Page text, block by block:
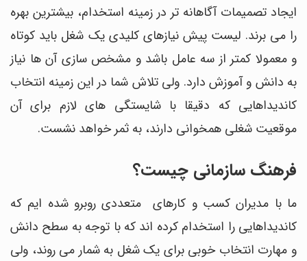
ایجاد تصمیمات آگاهانه تر در زمینه استخدام، بیشترین بهره
را می برند. لیست پیش نیازهای کلیدی یک شغل باید کوتاه
و معمولا کمتر از سه عامل باشد و مشخص سازی آن ها نیاز
به دانش و آموزش دارد. ولی تلاش شما در این زمینه انتخاب
کاندیداهایی که دقیقا با شایستگی های لازم برای آن
موقعیت شغلی همخوانی دارند، به ثمر خواهد نشست.
فرهنگ سازمانی چیست؟
ما با مدیران کسب و کارهای متعددی روبرو شده ایم که
کاندیداهایی را استخدام کرده اند که با توجه به سطح دانش
و مهارت انتخاب خوبی برای یک شغل به شمار می روند، ولی